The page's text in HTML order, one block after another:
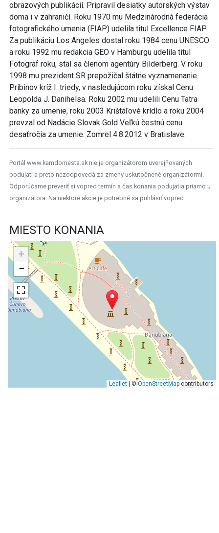
obrazových publikácií. Pripravil desiatky autorských výstav
doma i v zahraničí. Roku 1970 mu Medzinárodná federácia
fotografického umenia (FIAP) udelila titul Excellence FIAP.
Za publikáciu Los Angeles dostal roku 1984 cenu UNESCO
a roku 1992 mu redakcia GEO v Hamburgu udelila titul
Fotograf roku, stal sa členom agentúry Bilderberg. V roku
1998 mu prezident SR prepožičal štátne vyznamenanie
Pribinov kríž I. triedy, v nasledujúcom roku získal Cenu
Leopolda J. Danihelsa. Roku 2002 mu udelili Cenu Tatra
banky za umenie, roku 2003 Krištáľové krídlo a roku 2004
prevzal od Nadácie Slovak Gold Veľkú čestnú cenu
desaťročia za umenie. Zomrel 4.8.2012 v Bratislave.
Portál www.kamdomesta.sk nie je organizátorom uverejňovaných
podujatí a preto nezodpovedá za zmeny uskutočnené organizátormi.
Odporúčame preveriť si vopred termín a čas konania podujatia priamo u
organizátora. Na niektoré akcie je potrebné sa prihlásiť vopred.
MIESTO KONANIA
+
−
Leaflet| ©OpenStreetMapcontributors